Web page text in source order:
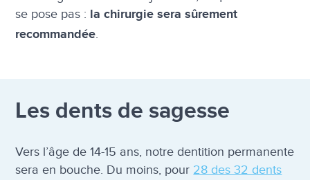
se pose pas : la chirurgie sera sûrement
recommandée.
Les dents de sagesse
Vers l’âge de 14-15 ans, notre dentition permanente
sera en bouche. Du moins, pour 28 des 32 dents